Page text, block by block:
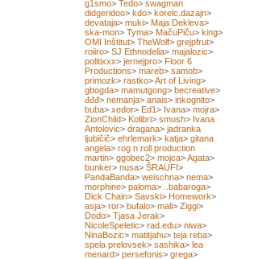
g1smo> Tedo> swagman
didgeridoo> kdo> korelc.dazajn>
devataja> muki> Maja Dekleva>
ska-mon> Tyma> MačuPiču> king>
OMI Inštitut> TheWolf> grejpfrut>
roiiro> SJ Ethnodelia> majalozic>
politixxx> jernejpro> Floor 6
Productions> mareb> samob>
primozk> rastko>Art of Living>
gbogda> mamutgong> becreative>
đđđ> nemanja> anais> inkognito>
buba> xedor> Ed1> Ivana> mojra>
ZionChild> Kolibri> smush> Ivana
Antolovic> dragana> jadranka
ljubičič> ehrlemark> katja> gitana
angela> rog n roll production
martin> ggobec2> mojca>Agata>
bunker> nusa> ŠRAUFI>
PandaBanda> weischna> nema>
morphine> paloma> ..babaroga>
Dick Chain> Savski> Homework>
asja> ror> bufalo> mali> Ziggi>
Dodo> Tjasa Jerak>
NicoleSpeletic> rad.edu> niwa>
NinaBozic> matitjahu> teja reba>
spela prelovsek> sashika> lea
menard> persefonis> grega>